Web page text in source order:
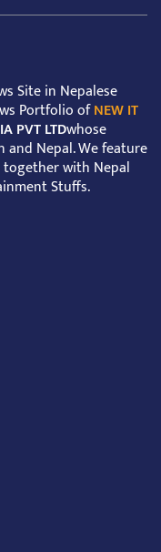
Site in Nepalese
Portfolio ofNEW IT
PVT LTDwhose
and Nepal. We feature
together with Nepal
Stuffs.